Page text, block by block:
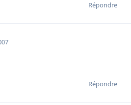
Répondre
Répondre